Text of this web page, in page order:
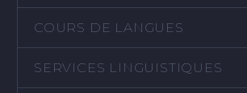
COURS DE LANGUES
SERVICES LINGUISTIQUES